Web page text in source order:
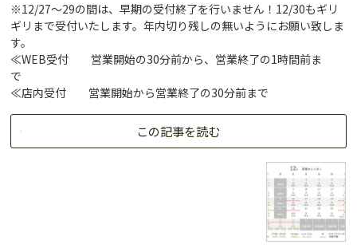
※12/27～29の間は、早期の受付終了を行いません！12/30もギリ
ギリまで受付いたします。年内切り残しの無いようにお願い致しま
す。
≪WEB受付 営業開始の30分前から、営業終了の1時間前ま
で
≪店内受付 営業開始から営業終了の30分前まで
この記事を読む